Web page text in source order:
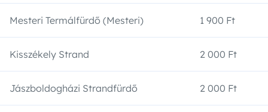
Mesteri Termálfürdő (Mesteri) 1 900 Ft
Kisszékely Strand 2 000 Ft
Jászboldogházi Strandfürdő 2 000 Ft